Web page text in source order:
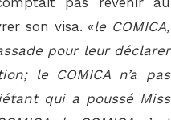
son visa. «le COMICA,
pour leur déclarer
le COMICA n’a pas
qui a poussé Miss